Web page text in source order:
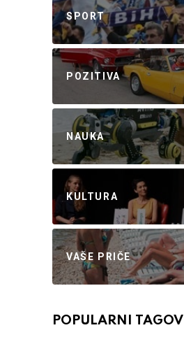
SPORT
POZITIVA
NAUKA
KULTURA
VAŠE PRIČE
POPULARNI TAGOVI